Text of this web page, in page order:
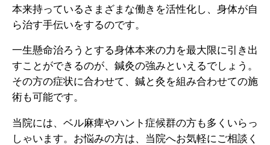
本来持っているさまざまな働きを活性化し、身体が自
ら治す手伝いをするのです。
一生懸命治ろうとする身体本来の力を最大限に引き出
すことができるのが、鍼灸の強みといえるでしょう。
その方の症状に合わせて、鍼と灸を組み合わせての施
術も可能です。
当院には、ベル麻痺やハント症候群の方も多くいらっ
しゃいます。お悩みの方は、当院へお気軽にご相談く